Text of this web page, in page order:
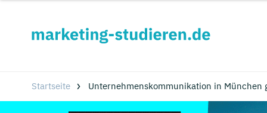
Startseite Unternehmenskommunikation in München